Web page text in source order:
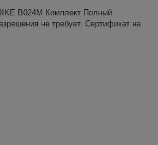
B024М Комплект Полный
не требует. Сертификат на